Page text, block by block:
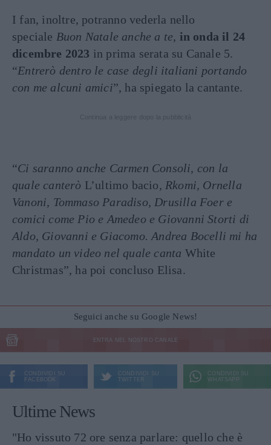
I fan, inoltre, potranno vederla nello
speciale Buon Natale anche a te, in onda il 24
dicembre 2023 in prima serata su Canale 5.
“Entrerò dentro le case degli italiani portando
con me alcuni amici”, ha spiegato la cantante.
“Ci saranno anche Carmen Consoli, con la
quale canterò L’ultimo bacio, Rkomi, Ornella
Vanoni, Tommaso Paradiso, Drusilla Foer e
comici come Pio e Amedeo e Giovanni Storti di
Aldo, Giovanni e Giacomo. Andrea Bocelli mi ha
mandato un video nel quale canta White
Christmas”, ha poi concluso Elisa.
Seguici anche su Google News!
ENTRA NEL NOSTRO CANALE
CONDIVIDI SU
FACEBOOK
CONDIVIDI SU
TWITTER
CONDIVIDI SU
WHATSAPP
Ultime News
"Ho vissuto 72 ore senza parlare: quello che è